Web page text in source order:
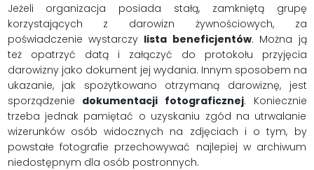
Jeżeli organizacja posiada stałą, zamkniętą grupę
korzystających z darowizn żywnościowych, za
poświadczenie wystarczy lista beneficjentów. Można ją
też opatrzyć datą i załączyć do protokołu przyjęcia
darowizny jako dokument jej wydania. Innym sposobem na
ukazanie, jak spożytkowano otrzymaną darowiznę, jest
sporządzenie dokumentacji fotograficznej. Koniecznie
trzeba jednak pamiętać o uzyskaniu zgód na utrwalanie
wizerunków osób widocznych na zdjęciach i o tym, by
powstałe fotografie przechowywać najlepiej w archiwum
niedostępnym dla osób postronnych.